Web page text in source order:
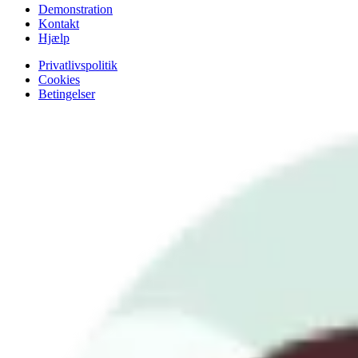
Demonstration
Kontakt
Hjælp
Privatlivspolitik
Cookies
Betingelser